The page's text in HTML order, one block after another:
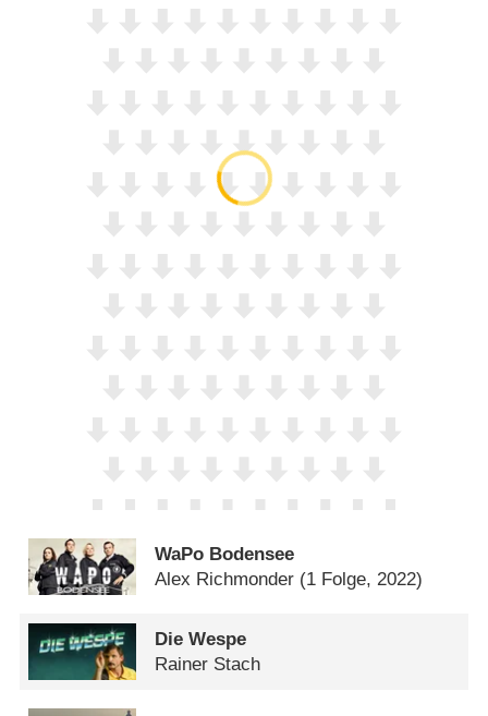
WaPo Bodensee
Alex Richmonder (1 Folge, 2022)
Die Wespe
Rainer Stach